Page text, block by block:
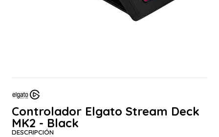
Controlador Elgato Stream Deck
MK2 - Black
DESCRIPCIÓN